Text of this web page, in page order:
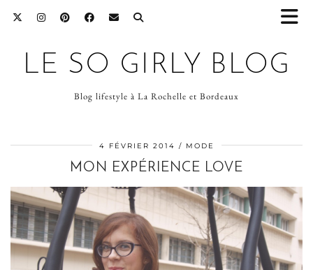
LE SO GIRLY BLOG
Blog lifestyle à La Rochelle et Bordeaux
4 FÉVRIER 2014 MODE
MON EXPÉRIENCE LOVE